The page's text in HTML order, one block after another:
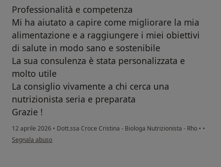
Professionalità e competenza
Mi ha aiutato a capire come migliorare la mia
alimentazione e a raggiungere i miei obiettivi
di salute in modo sano e sostenibile
La sua consulenza è stata personalizzata e
molto utile
La consiglio vivamente a chi cerca una
nutrizionista seria e preparata
Grazie !
12 aprile 2026 • Dott.ssa Croce Cristina - Biologa Nutrizionista - Rho • •
secondo l'opinione dell'utente Edoardo
Segnala abuso